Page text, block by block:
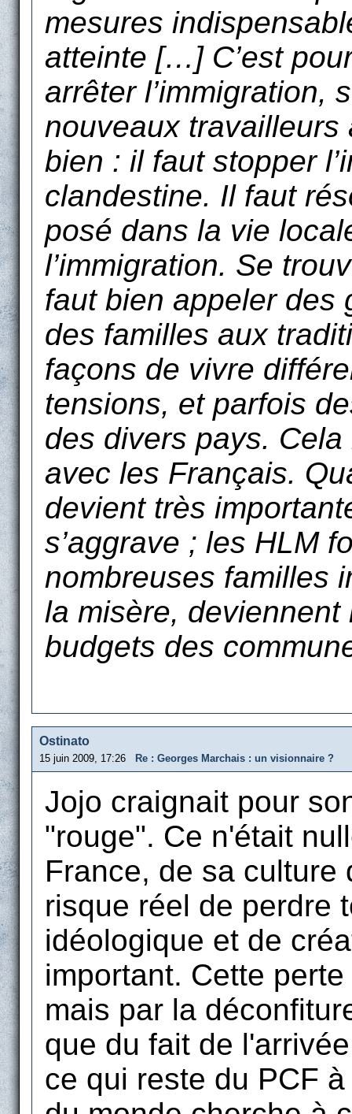
mesures
atteinte […] C’est
arrêter l’immigration,
nouveaux
bien : il faut stopper
clandestine. Il faut
posé dans la vie
l’immigration. Se
faut bien appeler des
des familles aux
façons de vivre
tensions, et parfois
des divers pays.
avec les Français.
devient très
s’aggrave ; les HLM
nombreuses familles
la misère,
budgets des
Ostinato
15 juin 2009, 17:26 Re : Georges Marchais : un visionnaire ?
Jojo craignait pour
"rouge". Ce n'était
France, de sa culture
risque réel de perdre
idéologique et de
important. Cette
mais par la
que du fait de
ce qui reste du PCF